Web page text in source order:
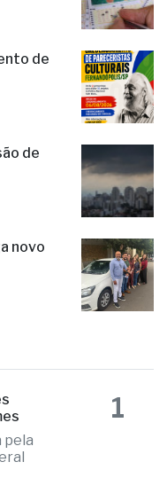
de
de
novo
pela
1